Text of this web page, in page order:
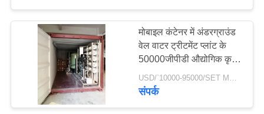
एक
उद्धरण
अनुरोध
पानी सॉफ़्नर प्रणाली
82
मोबाइल कंटेनर में अंडरग्राउंड
वेल वाटर ट्रीटमेंट प्लांट के
50000जीपीडी औद्योगिक कृषि
रिवर्स ऑस्मोसिस आरओ
सिस्टम
संपर्क